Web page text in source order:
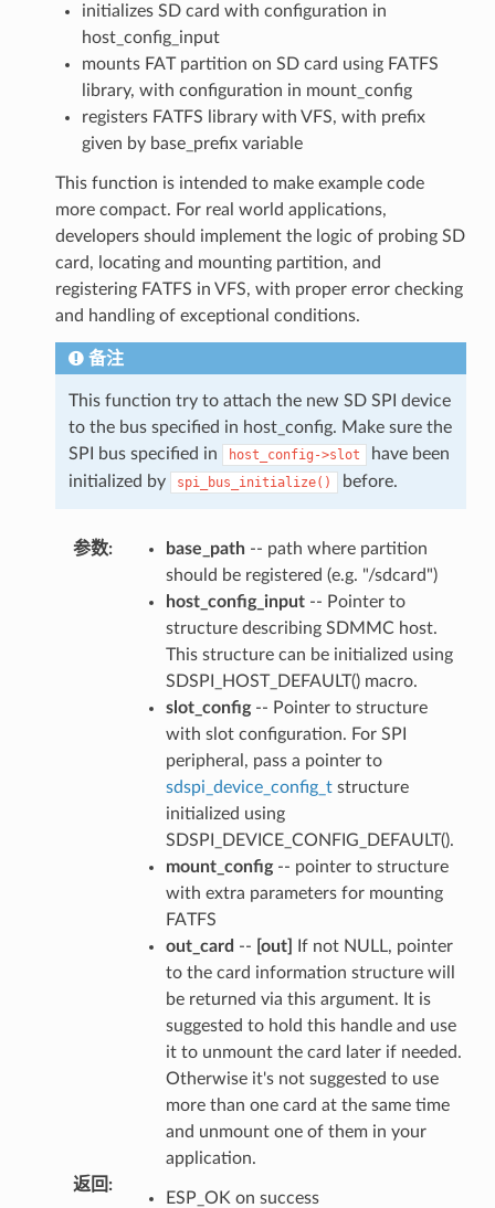
initializes SD card with configuration in
host_config_input
mounts FAT partition on SD card using FATFS
library, with configuration in mount_config
registers FATFS library with VFS, with prefix
given by base_prefix variable
This function is intended to make example code
more compact. For real world applications,
developers should implement the logic of probing SD
card, locating and mounting partition, and
registering FATFS in VFS, with proper error checking
and handling of exceptional conditions.
备注
This function try to attach the new SD SPI device
to the bus specified in host_config. Make sure the
SPI bus specified in
host_config->slot
have been
initialized by
spi_bus_initialize() before.
参数: base_path-- path where partition
should be registered (e.g. "/sdcard")
host_config_input-- Pointer to
structure describing SDMMC host.
This structure can be initialized using
SDSPI_HOST_DEFAULT() macro.
slot_config-- Pointer to structure
with slot configuration. For SPI
peripheral, pass a pointer to
sdspi_device_config_tstructure
initialized using
SDSPI_DEVICE_CONFIG_DEFAULT().
mount_config-- pointer to structure
with extra parameters for mounting
FATFS
out_card -- [out]
If not NULL, pointer
to the card information structure will
be returned via this argument. It is
suggested to hold this handle and use
it to unmount the card later if needed.
Otherwise it's not suggested to use
more than one card at the same time
and unmount one of them in your
application.
返回 :
ESP_OK on success